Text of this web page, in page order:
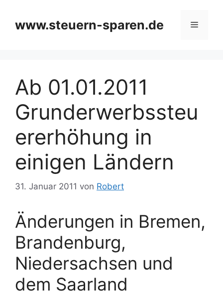
springen
www.steuern-sparen.de Menü
Ab 01.01.2011
Grunderwerbssteu
ererhöhung in
einigen Ländern
31. Januar 2011 von Robert
Änderungen in Bremen,
Brandenburg,
Niedersachsen und
dem Saarland